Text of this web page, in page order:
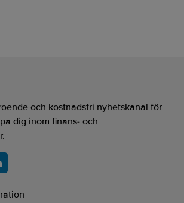
och kostnadsfri nyhetskanal för
dig inom finans- och